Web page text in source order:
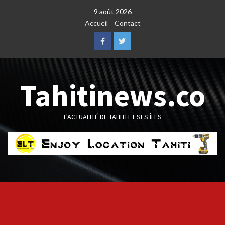
9 août 2026
Accueil
Contact
FacebookTwitter
Tahitinews.co
L'ACTUALITÉ DE TAHITI ET SES ÎLES